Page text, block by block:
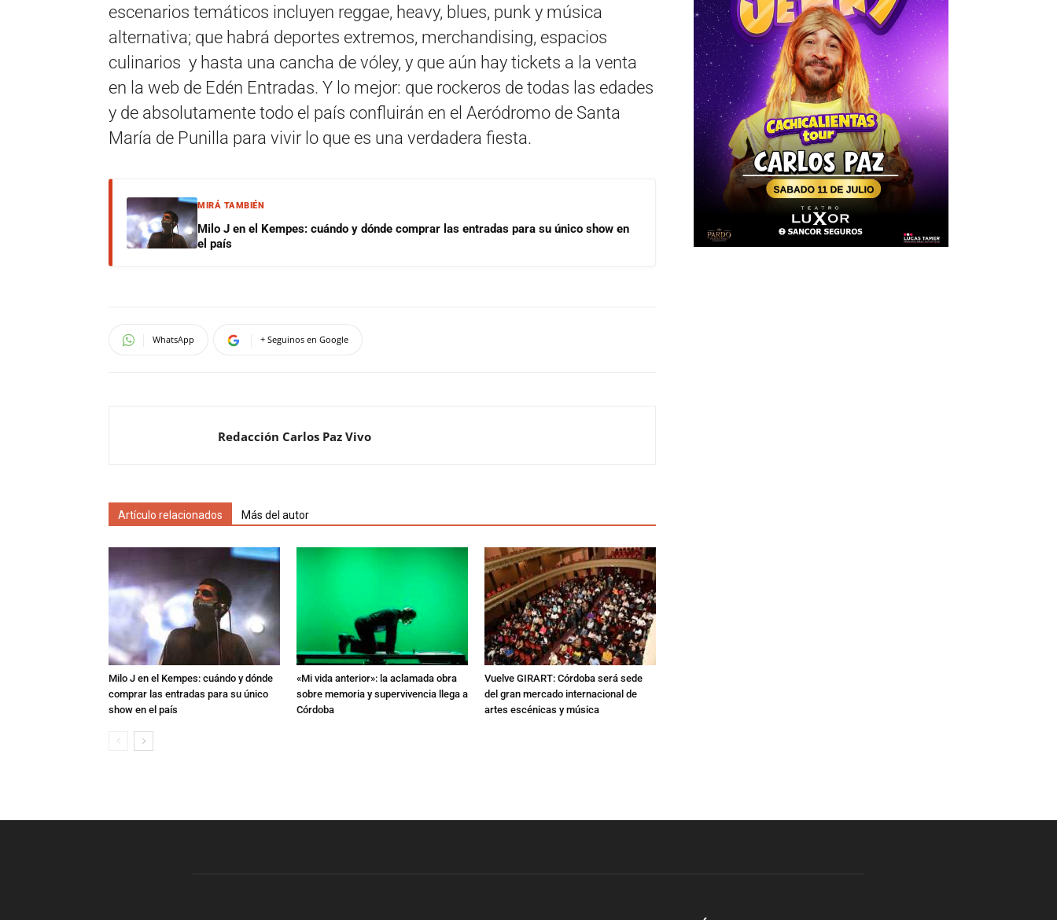
escenarios temáticos incluyen reggae, heavy, blues, punk y música
alternativa; que habrá deportes extremos, merchandising, espacios
culinarios y hasta una cancha de vóley, y que aún hay tickets a la venta
en la web de Edén Entradas. Y lo mejor: que rockeros de todas las edades
y de absolutamente todo el país confluirán en el Aeródromo de Santa
María de Punilla para vivir lo que es una verdadera fiesta.
MIRÁ TAMBIÉN
Milo J en el Kempes: cuándo y dónde comprar las entradas para su único show en
el país
WhatsApp + Seguinos en Google
Redacción Carlos Paz Vivo
Artículo relacionados Más del autor
Milo J en el Kempes: cuándo y dónde
comprar las entradas para su único
show en el país
«Mi vida anterior»: la aclamada obra
sobre memoria y supervivencia llega a
Córdoba
Vuelve GIRART: Córdoba será sede
del gran mercado internacional de
artes escénicas y música